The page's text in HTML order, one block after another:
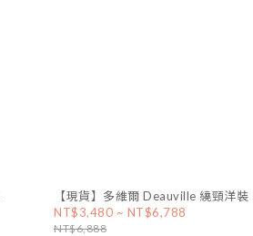
【現貨】多維爾 Deauville 繞頸洋裝
NT$3,480 ~ NT$6,788
NT$6,888